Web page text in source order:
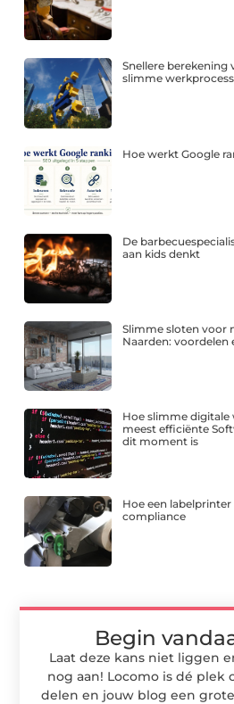
Snellere berekening
slimme
Hoe werkt Google
De
aan kids denkt
Slimme sloten voor
Naarden: voordelen
Hoe slimme
meest efficiënte
dit moment is
Hoe een
compliance
Begin
Laat deze kans niet liggen
nog aan! Locomo is dé plek
delen en jouw blog een